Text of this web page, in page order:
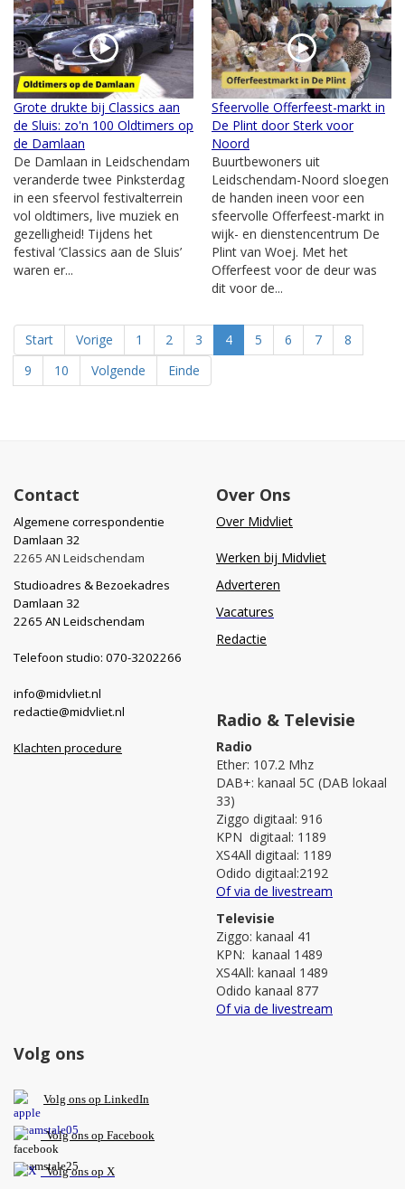
Grote drukte bij Classics aan
de Sluis: zo'n 100 Oldtimers op
de Damlaan
De Damlaan in Leidschendam
veranderde twee Pinksterdag
in een sfeervol festivalterrein
vol oldtimers, live muziek en
gezelligheid! Tijdens het
festival ‘Classics aan de Sluis’
waren er...
Sfeervolle Offerfeest-markt in
De Plint door Sterk voor
Noord
Buurtbewoners uit
Leidschendam-Noord sloegen
de handen ineen voor een
sfeervolle Offerfeest-markt in
wijk- en dienstencentrum De
Plint van Woej. Met het
Offerfeest voor de deur was
dit voor de...
Start Vorige 1 2 3 4 5 6 7
8
9
10 Volgende Einde
Contact
Algemene correspondentie
Damlaan 32
2265 AN Leidschendam
Studioadres & Bezoekadres
Damlaan 32
2265 AN Leidschendam
Telefoon studio: 070-3202266
info@midvliet.nl
redactie@midvliet.nl
Klachten procedure
Over Ons
Over Midvliet
Werken bij Midvliet
Adverteren
Vacatures
Redactie
Radio & Televisie
Radio
Ether: 107.2 Mhz
DAB+: kanaal 5C (DAB lokaal
33)
Ziggo digitaal: 916
KPN digitaal: 1189
XS4All digitaal: 1189
Odido digitaal:2192
Of via de livestream
Televisie
Ziggo: kanaal 41
KPN: kanaal 1489
XS4All: kanaal 1489
Odido kanaal 877
Of via de livestream
Volg ons
Volg ons op LinkedIn
Volg ons op Facebook
Volg ons op X